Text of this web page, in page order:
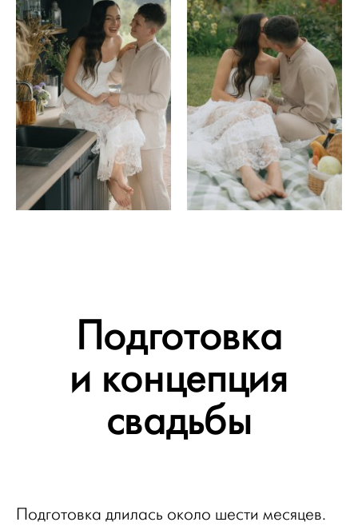
Подготовка
и концепция
свадьбы
Подготовка длилась около шести месяцев.